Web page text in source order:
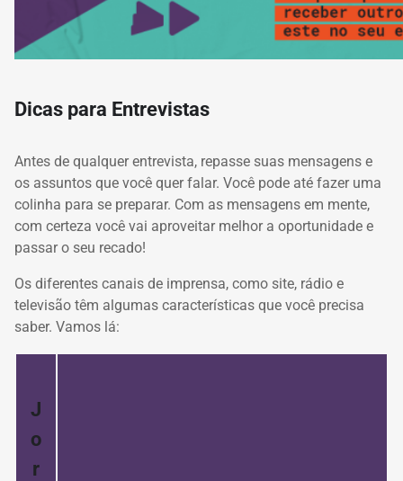
Dicas para Entrevistas
Antes de qualquer entrevista, repasse suas mensagens e
os assuntos que você quer falar. Você pode até fazer uma
colinha para se preparar. Com as mensagens em mente,
com certeza você vai aproveitar melhor a oportunidade e
passar o seu recado!
Os diferentes canais de imprensa, como site, rádio e
televisão têm algumas características que você precisa
saber. Vamos lá:
J
o
r